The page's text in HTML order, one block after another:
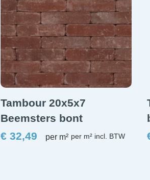
Tambour 20x5x7
Beemsters bont
€ 32,49 per m²